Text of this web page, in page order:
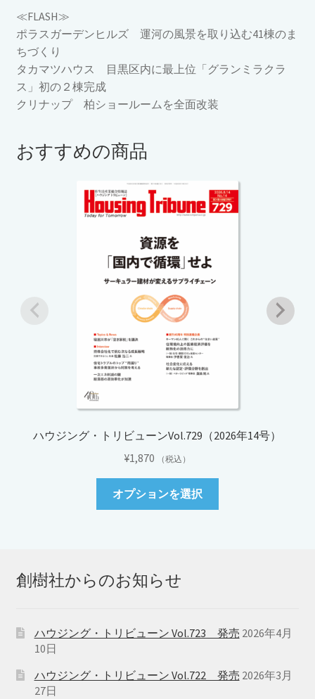
≪FLASH≫
ポラスガーデンヒルズ 運河の風景を取り込む41棟のま
ちづくり
タカマツハウス 目黒区内に最上位「グランミラクラ
ス」初の２棟完成
クリナップ 柏ショールームを全面改装
おすすめの商品
ハウジング・トリビューンVol.729（2026年14号）
¥1,870 （税込）
オプションを選択
の
エ
創樹社からのお知らせ
ハウジング・トリビューン Vol.723 発売 2026年4月
10日
ハウジング・トリビューン Vol.722 発売 2026年3月
27日